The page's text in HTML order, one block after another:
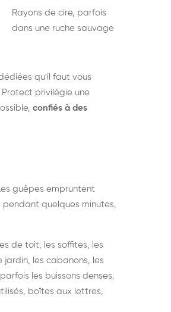
Rayons de cire, parfois
dans une ruche sauvage
qu'il faut vous
privilégie une
confiés à des
guêpes empruntent
pendant quelques minutes,
de toit, les soffites, les
jardin, les cabanons, les
les buissons denses.
boîtes aux lettres,